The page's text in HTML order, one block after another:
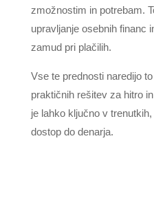
zmožnostim in potrebam.
upravljanje osebnih financ
zamud pri plačilih.
Vse te prednosti naredijo
praktičnih rešitev za hitro
je lahko ključno v
dostop do denarja.